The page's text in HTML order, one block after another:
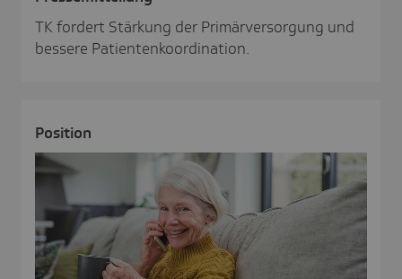
TK fordert Stärkung der Primärversorgung und
bessere Patientenkoordination.
Posi­tion